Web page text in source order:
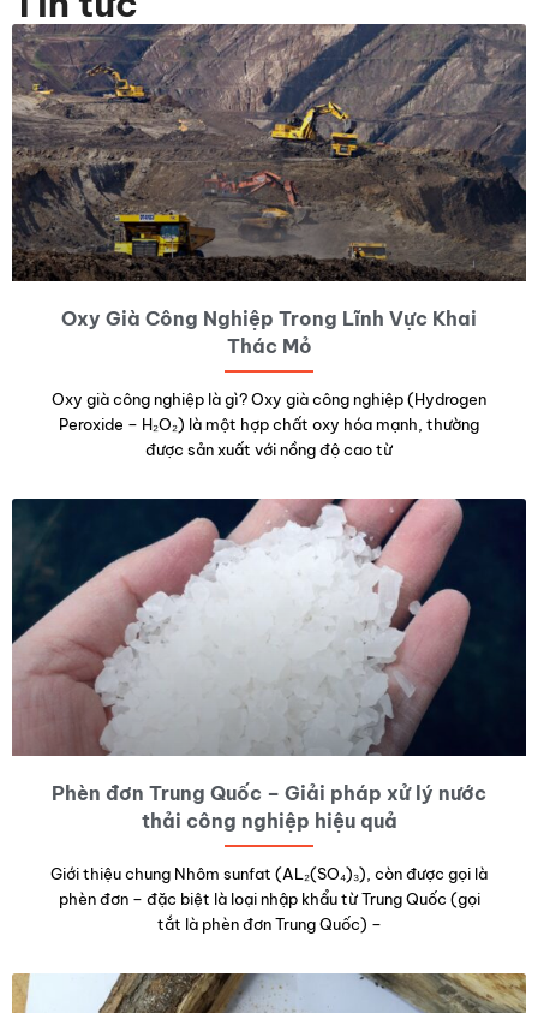
Oxy Già Công Nghiệp Trong Lĩnh Vực Khai
Thác Mỏ
Oxy già công nghiệp là gì? Oxy già công nghiệp (Hydrogen
Peroxide – H₂O₂) là một hợp chất oxy hóa mạnh, thường
được sản xuất với nồng độ cao từ
Phèn đơn Trung Quốc – Giải pháp xử lý nước
thải công nghiệp hiệu quả
Giới thiệu chung Nhôm sunfat (AL₂(SO₄)₃), còn được gọi là
phèn đơn – đặc biệt là loại nhập khẩu từ Trung Quốc (gọi
tắt là phèn đơn Trung Quốc) –